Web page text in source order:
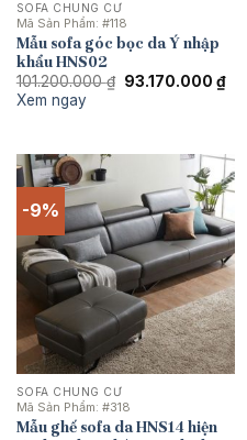
SOFA CHUNG CƯ
Mã Sản Phẩm: #118
Mẫu sofa góc bọc da Ý nhập
khẩu HNS02
101.200.000₫ Giá
93.170.000 ₫Giá
hiện
Xem ngay
-9%
SOFA CHUNG CƯ
Mã Sản Phẩm: #318
Mẫu ghế sofa da HNS14 hiện